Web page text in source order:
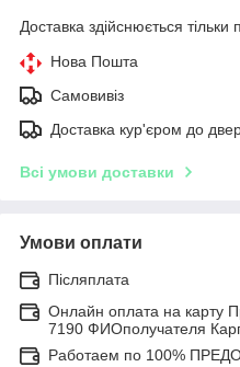
Доставка здійснюється тільки
Нова Пошта
Самовивіз
Доставка кур'єром до
Всі умови доставки
Умови оплати
Післяплата
Онлайн оплата на карту
7190 ФИОполучателя
Работаем по 100%